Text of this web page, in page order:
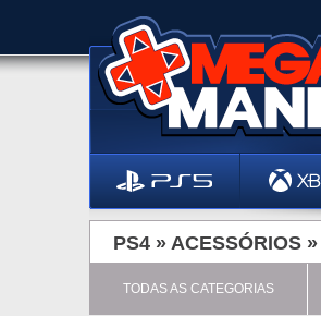
PS4 » ACESSÓRIOS »
TODAS AS CATEGORIAS